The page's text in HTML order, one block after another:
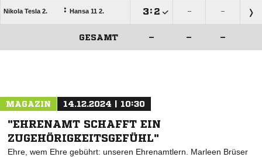
Nikola Tesla 2. : Hansa 11 2. :  – –
GESAMT – – –
MAGAZIN 14.12.2024 | 10:30
"EHRENAMT SCHAFFT EIN
ZUGEHÖRIGKEITSGEFÜHL"
Ehre, wem Ehre gebührt: unseren Ehrenamtlern. Marleen Brüser